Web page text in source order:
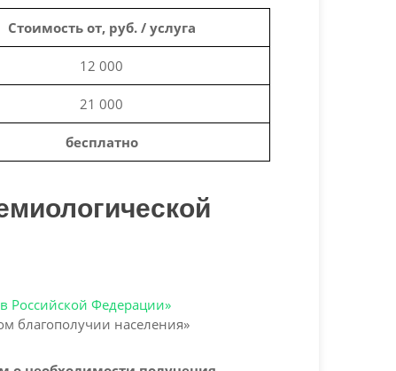
Стоимость от, руб. / услуга
12 000
21 000
бесплатно
Российской Федерации»
благополучии населения»